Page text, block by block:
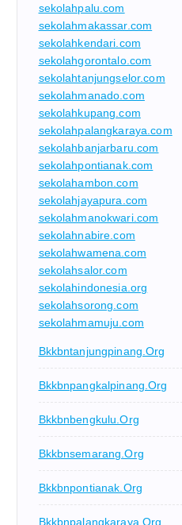
sekolahpalu.com
sekolahmakassar.com
sekolahkendari.com
sekolahgorontalo.com
sekolahtanjungselor.com
sekolahmanado.com
sekolahkupang.com
sekolahpalangkaraya.com
sekolahbanjarbaru.com
sekolahpontianak.com
sekolahambon.com
sekolahjayapura.com
sekolahmanokwari.com
sekolahnabire.com
sekolahwamena.com
sekolahsalor.com
sekolahindonesia.org
sekolahsorong.com
sekolahmamuju.com
Bkkbntanjungpinang.org
Bkkbnpangkalpinang.org
Bkkbnbengkulu.org
Bkkbnsemarang.org
Bkkbnpontianak.org
Bkkbnpalangkaraya.org